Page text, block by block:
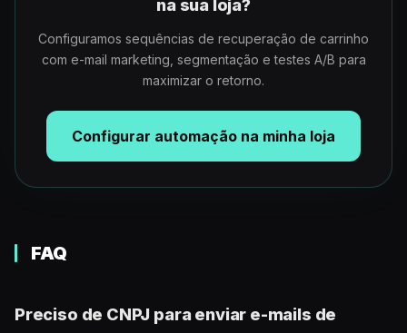
na sua loja?
Configuramos sequências de recuperação de carrinho
com e-mail marketing, segmentação e testes A/B para
maximizar o retorno.
Configurar automação na minha loja
FAQ
Preciso de CNPJ para enviar e-mails de